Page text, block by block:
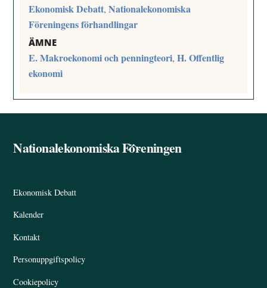
Ekonomisk Debatt,Nationalekonomiska
Föreningens förhandlingar
ÄMNE
E. Makroekonomi och penningteori,H. Offentlig
ekonomi
Back
Nationalekonomiska Föreningen
Ekonomisk Debatt
Kalender
Kontakt
Personuppgiftspolicy
Cookiepolicy